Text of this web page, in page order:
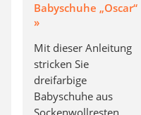
Babyschuhe „Oscar“
»
Mit dieser Anleitung
stricken Sie
dreifarbige
Babyschuhe aus